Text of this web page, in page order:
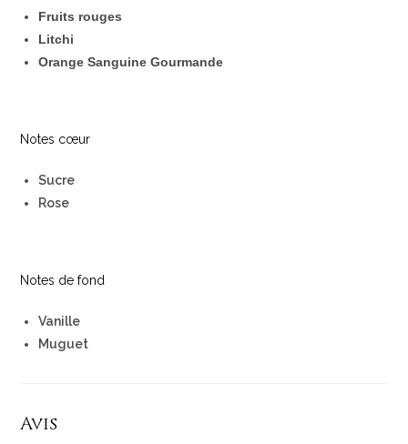
Fruits rouges
Litchi
Orange Sanguine Gourmande
Notes cœur
Sucre
Rose
Notes de fond
Vanille
Muguet
Avis